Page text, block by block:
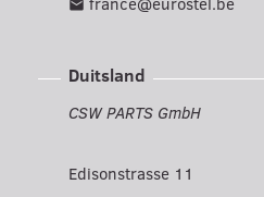
mail
Duitsland
CSW PARTS GmbH
Edisonstrasse 11